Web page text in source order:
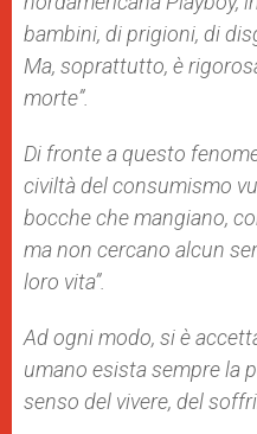
bambini, di prigioni, di
Ma, soprattutto, è
morte”.
Di fronte a questo
civiltà del consumismo
bocche che mangiano,
ma non cercano alcun
loro vita”.
Ad ogni modo, si è
umano esista sempre la
senso del vivere, del